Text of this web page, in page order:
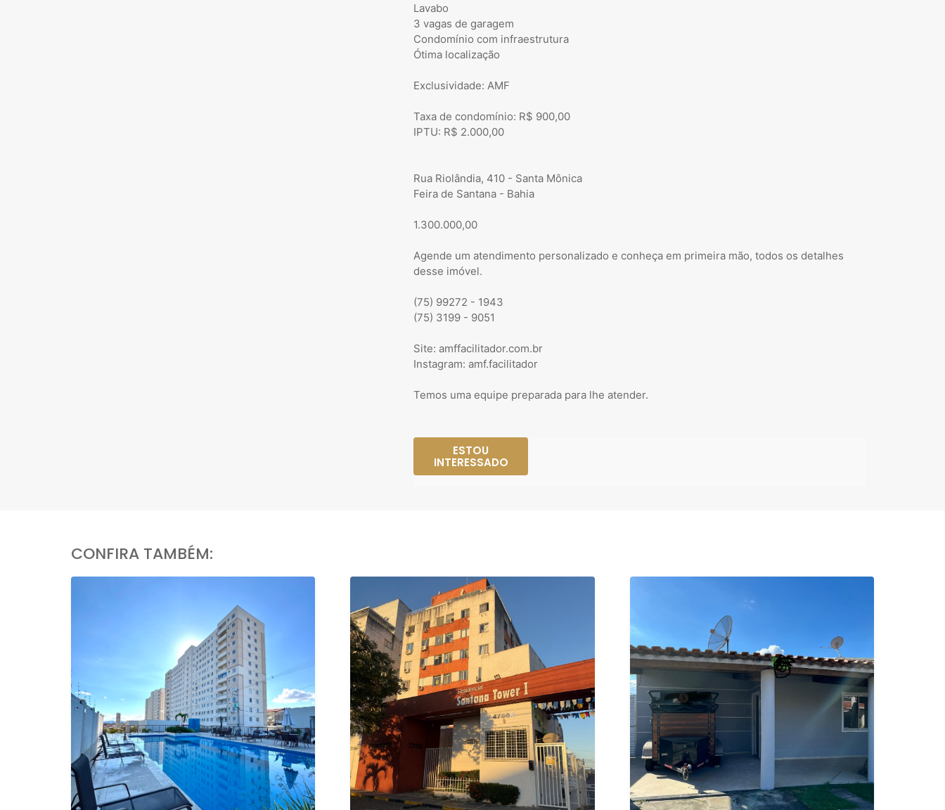
Lavabo
3 vagas de garagem
Condomínio com infraestrutura
Ótima localização
Exclusividade: AMF
Taxa de condomínio: R$ 900,00
IPTU: R$ 2.000,00
Rua Riolândia, 410 - Santa Mônica
Feira de Santana - Bahia
1.300.000,00
Agende um atendimento personalizado e conheça em primeira mão, todos os detalhes
desse imóvel.
(75) 99272 - 1943
(75) 3199 - 9051
Site: amffacilitador.com.br
Instagram: amf.facilitador
Temos uma equipe preparada para lhe atender.
ESTOU
INTERESSADO
CONFIRA TAMBÉM: